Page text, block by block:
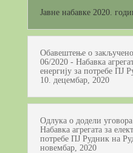
Јавне набавке 2020.
Обавештење о
06/2020 - Набавка
енергију за потребе ПЈ
10. децембар, 2020
Одлука о додели
Набавка агрегата за
потребе ПЈ Рудник на
новембар, 2020